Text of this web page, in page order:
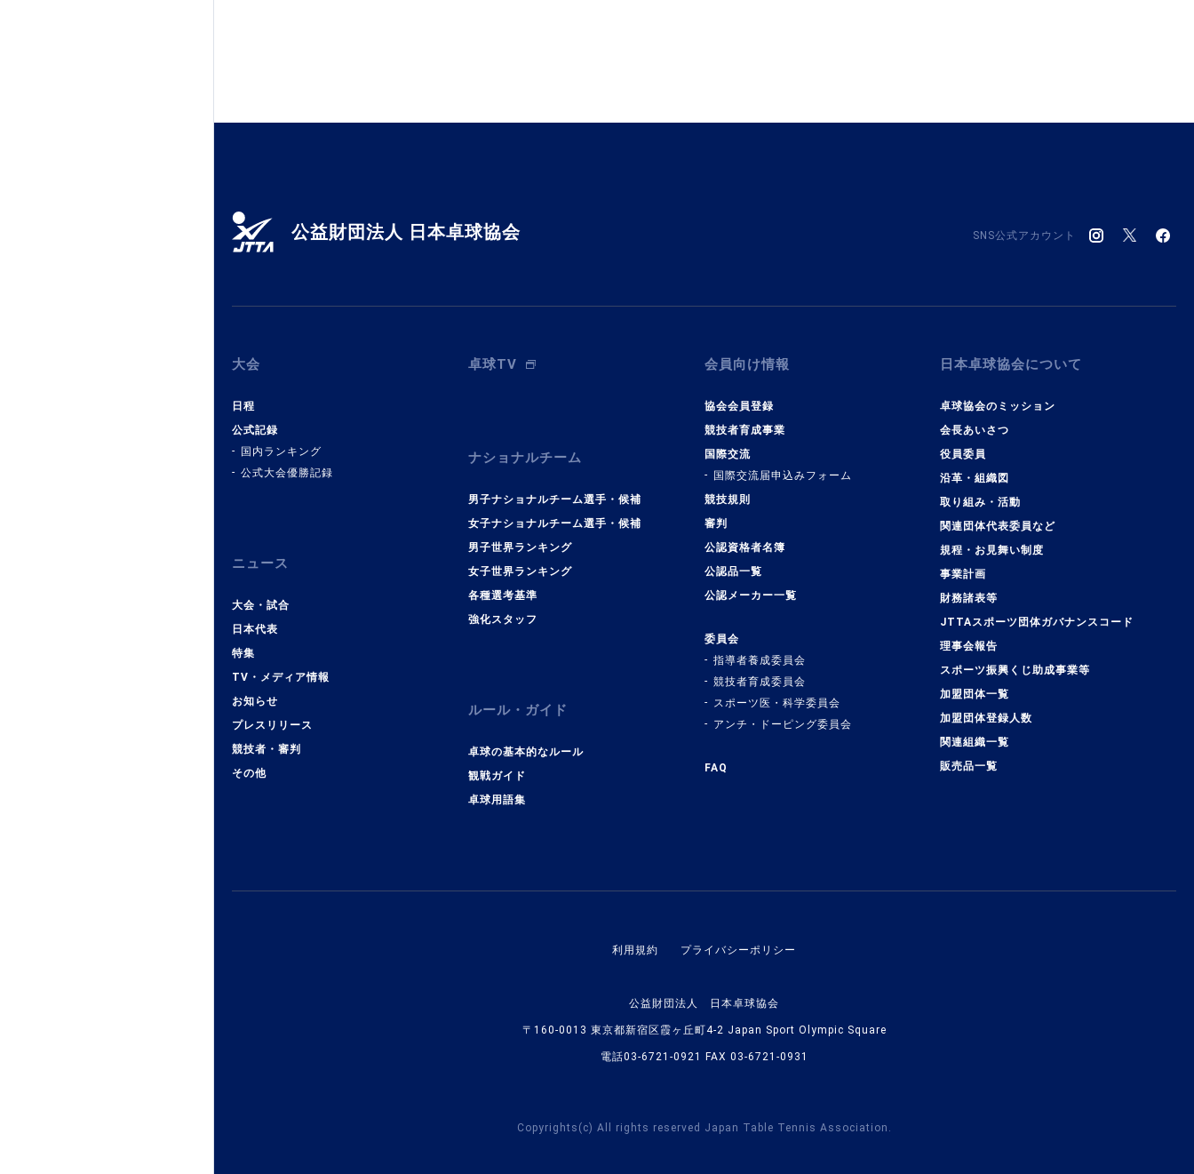
公益財団法人 日本卓球協会 SNS公式アカウント
大会
日程
公式記録
国内ランキング
公式大会優勝記録
ニュース
大会・試合
日本代表
特集
TV・メディア情報
お知らせ
プレスリリース
競技者・審判
その他
卓球TV
ナショナルチーム
男子ナショナルチーム選手・候補
女子ナショナルチーム選手・候補
男子世界ランキング
女子世界ランキング
各種選考基準
強化スタッフ
ルール・ガイド
卓球の基本的なルール
観戦ガイド
卓球用語集
会員向け情報
協会会員登録
競技者育成事業
国際交流
国際交流届申込みフォーム
競技規則
審判
公認資格者名簿
公認品一覧
公認メーカー一覧
委員会
指導者養成委員会
競技者育成委員会
スポーツ医・科学委員会
アンチ・ドーピング委員会
FAQ
日本卓球協会について
卓球協会のミッション
会長あいさつ
役員委員
沿革・組織図
取り組み・活動
関連団体代表委員など
規程・お見舞い制度
事業計画
財務諸表等
JTTAスポーツ団体ガバナンスコード
理事会報告
スポーツ振興くじ助成事業等
加盟団体一覧
加盟団体登録人数
関連組織一覧
販売品一覧
利用規約 プライバシーポリシー
公益財団法人 日本卓球協会
〒160-0013 東京都新宿区霞ヶ丘町4-2 Japan Sport Olympic Square
電話03-6721-0921 FAX 03-6721-0931
Copyrights(c) All rights reserved Japan Table Tennis Association.